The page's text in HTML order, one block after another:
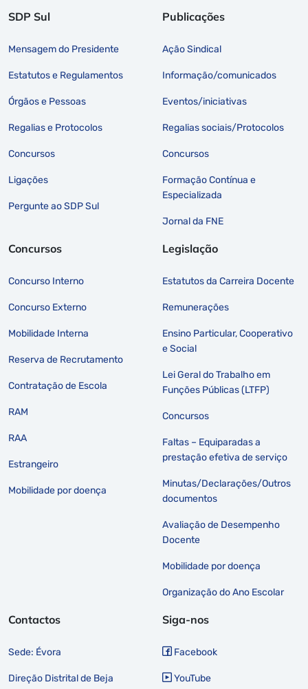
SDP Sul
Mensagem do Presidente
Estatutos e Regulamentos
Órgãos e Pessoas
Regalias e Protocolos
Concursos
Ligações
Pergunte ao SDP Sul
Publicações
Ação Sindical
Informação/comunicados
Eventos/iniciativas
Regalias sociais/Protocolos
Concursos
Formação Contínua e
Especializada
Jornal da FNE
Concursos
Concurso Interno
Concurso Externo
Mobilidade Interna
Reserva de Recrutamento
Contratação de Escola
RAM
RAA
Estrangeiro
Mobilidade por doença
Legislação
Estatutos da Carreira Docente
Remunerações
Ensino Particular, Cooperativo
e Social
Lei Geral do Trabalho em
Funções Públicas (LTFP)
Concursos
Faltas – Equiparadas a
prestação efetiva de serviço
Minutas/Declarações/Outros
documentos
Avaliação de Desempenho
Docente
Mobilidade por doença
Organização do Ano Escolar
Contactos
Sede: Évora
Direção Distrital de Beja
Siga-nos
Facebook
YouTube